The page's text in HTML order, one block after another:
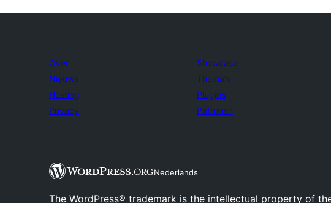
Over
Nieuws
Hosting
Privacy
Showcase
Thema's
Plugins
Patronen
Nederlands
The WordPress® trademark is the intellectual property of